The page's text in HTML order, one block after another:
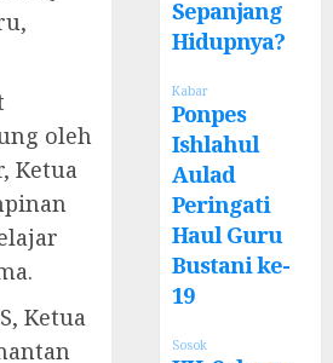
oleh
Ketua
Ketua
Sepanjang
Hidupnya?
Kabar
Ponpes
Ishlahul
Aulad
Peringati
Haul Guru
Bustani ke-
19
Sosok